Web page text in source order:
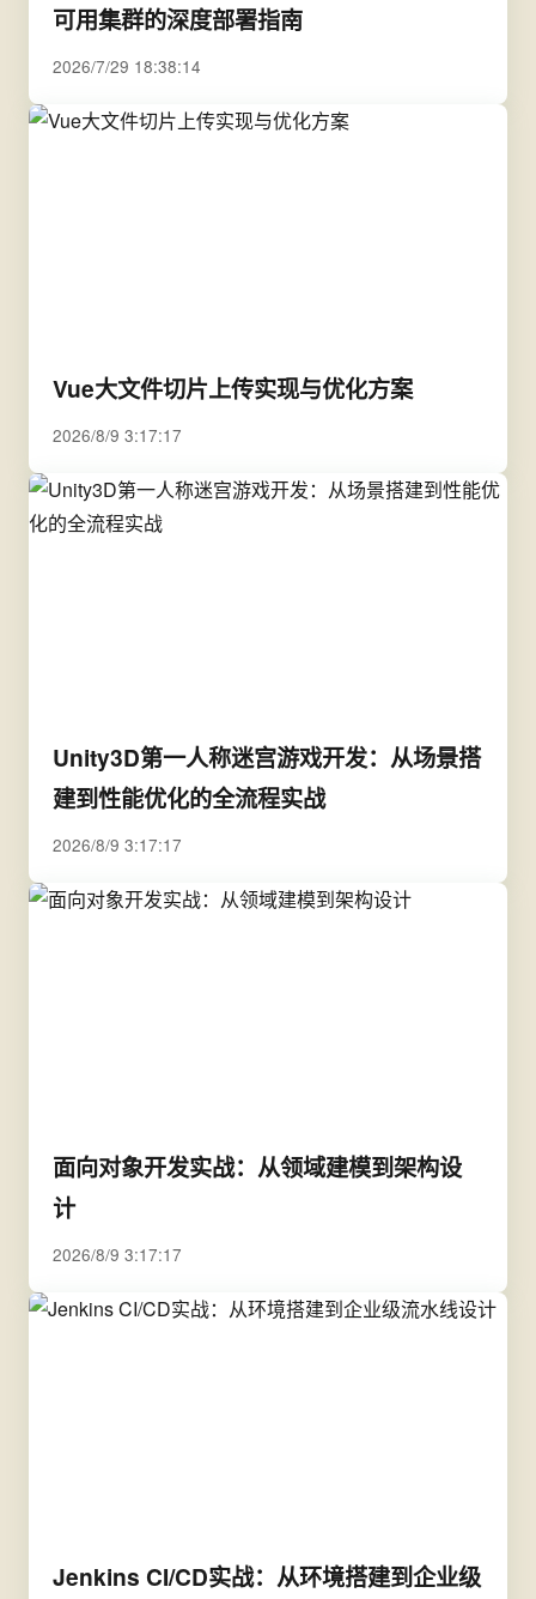
可用集群的深度部署指南
2026/7/29 18:38:14
Vue大文件切片上传实现与优化方案
2026/8/9 3:17:17
Unity3D第一人称迷宫游戏开发：从场景搭
建到性能优化的全流程实战
2026/8/9 3:17:17
面向对象开发实战：从领域建模到架构设
计
2026/8/9 3:17:17
Jenkins CI/CD实战：从环境搭建到企业级